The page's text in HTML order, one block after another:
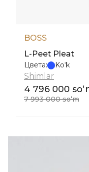
BOSS
L-Peet Pleat
Цвета: Ko'k
Shimlar
4 796 000
7 993 000 soʻm